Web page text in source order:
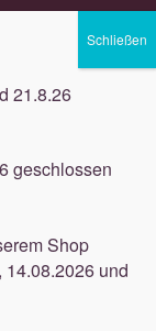
öffnen
öffnen
21.8.26
geschlossen
Shop
14.08.2026 und